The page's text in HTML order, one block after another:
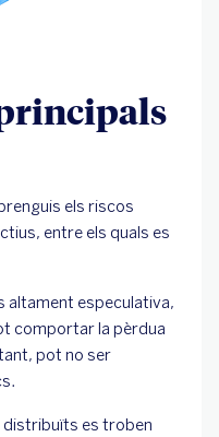
els riscos
entre els quals es
altament especulativa,
comportar la pèrdua
pot no ser
es troben